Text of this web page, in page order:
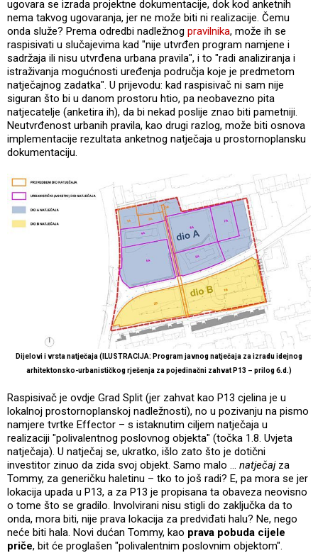
ugovara se izrada projektne dokumentacije, dok kod anketnih
nema takvog ugovaranja, jer ne može biti ni realizacije. Čemu
onda služe? Prema odredbi nadležnog pravilnika, može ih se
raspisivati u slučajevima kad "nije utvrđen program namjene i
sadržaja ili nisu utvrđena urbana pravila", i to "radi analiziranja i
istraživanja mogućnosti uređenja područja koje je predmetom
natječajnog zadatka". U prijevodu: kad raspisivač ni sam nije
siguran što bi u danom prostoru htio, pa neobavezno pita
natjecatelje (anketira ih), da bi nekad poslije znao biti pametniji.
Neutvrđenost urbanih pravila, kao drugi razlog, može biti osnova
implementacije rezultata anketnog natječaja u prostornoplansku
dokumentaciju.
Dijelovi i vrsta natječaja (ILUSTRACIJA: Program javnog natječaja za izradu idejnog
arhitektonsko-urbanističkog rješenja za pojedinačni zahvat P13 – prilog 6.d.)
Raspisivač je ovdje Grad Split (jer zahvat kao P13 cjelina je u
lokalnoj prostornoplanskoj nadležnosti), no u pozivanju na pismo
namjere tvrtke Effector – s istaknutim ciljem natječaja u
realizaciji "polivalentnog poslovnog objekta" (točka 1.8. Uvjeta
natječaja). U natječaj se, ukratko, išlo zato što je dotični
investitor zinuo da zida svoj objekt. Samo malo ... natječaj za
Tommy, za generičku haletinu – tko to još radi? E, pa mora se jer
lokacija upada u P13, a za P13 je propisana ta obaveza neovisno
o tome što se gradilo. Involvirani nisu stigli do zaključka da to
onda, mora biti, nije prava lokacija za predviđati halu? Ne, nego
neće biti hala. Novi dućan Tommy, kao prava pobuda cijele
priče, bit će proglašen "polivalentnim poslovnim objektom".